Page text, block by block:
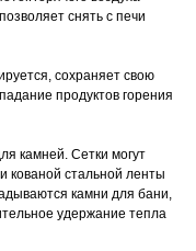
снять с печи
сохраняет свою
продуктов горения
камней. Сетки могут
кованой стальной ленты
камни для бани,
удержание тепла